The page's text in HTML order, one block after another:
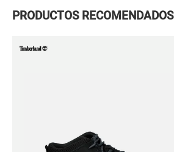
adidas
PRODUCTOS RECOMENDADOS